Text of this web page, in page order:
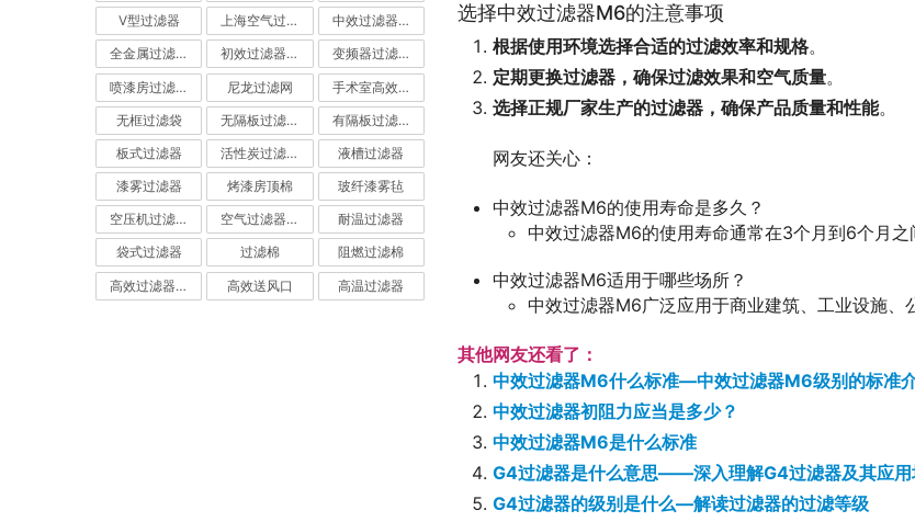
选择中效过滤器M6的注意事项
根据使用环境选择合适的过滤效率和规格。
定期更换过滤器，确保过滤效果和空气质量。
选择正规厂家生产的过滤器，确保产品质量和性能。
网友还关心：
中效过滤器M6的使用寿命是多久？
中效过滤器M6的使用寿命通常在3个月到6个月之
中效过滤器M6适用于哪些场所？
中效过滤器M6广泛应用于商业建筑、工业设施、
其他网友还看了：
中效过滤器M6什么标准—中效过滤器M6级别的标准
中效过滤器初阻力应当是多少？
中效过滤器M6是什么标准
G4过滤器是什么意思——深入理解G4过滤器及其应用
G4过滤器的级别是什么—解读过滤器的过滤等级
V型过滤器 上海空气过滤器 中效过滤器-中效空气过滤器
全金属过滤器 初效过滤器-初效空气过滤器 变频器过滤器
喷漆房过滤棉 尼龙过滤网 手术室高效过滤器
无框过滤袋 无隔板过滤器 有隔板过滤器
板式过滤器 活性炭过滤器-活性炭空气过滤器 液槽过滤器
漆雾过滤器 烤漆房顶棉 玻纤漆雾毡
空压机过滤网 空气过滤器厂家 耐温过滤器
袋式过滤器 过滤棉 阻燃过滤棉
高效过滤器-高效空气过滤器 高效送风口 高温过滤器